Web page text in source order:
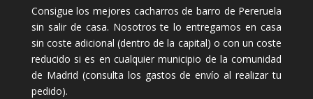
Consigue los mejores cacharros de barro de Pereruela
sin salir de casa. Nosotros te lo entregamos en casa
sin coste adicional (dentro de la capital) o con un coste
reducido si es en cualquier municipio de la comunidad
de Madrid (consulta los gastos de envío al realizar tu
pedido).